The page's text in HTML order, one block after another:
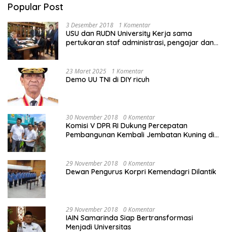
Popular Post
3 Desember 2018 1 Komentar
USU dan RUDN University Kerja sama
pertukaran staf administrasi, pengajar dan
23 Maret 2025 1 Komentar
Demo UU TNI di DIY ricuh
30 November 2018 0 Komentar
Komisi V DPR RI Dukung Percepatan
Pembangunan Kembali Jembatan Kuning di
29 November 2018 0 Komentar
Dewan Pengurus Korpri Kemendagri Dilantik
29 November 2018 0 Komentar
IAIN Samarinda Siap Bertransformasi
Menjadi Universitas